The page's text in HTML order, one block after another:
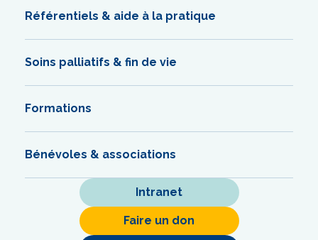
Référentiels & aide à la pratique
Soins palliatifs & fin de vie
Formations
Bénévoles & associations
Intranet
Faire un don